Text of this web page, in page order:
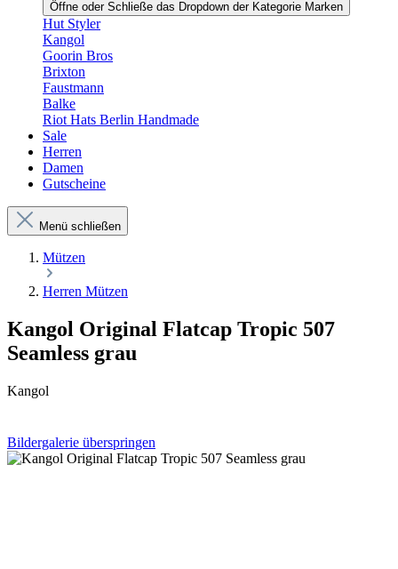
Öffne oder Schließe das Dropdown der Kategorie Marken
Hut Styler
Kangol
Goorin Bros
Brixton
Faustmann
Balke
Riot Hats Berlin Handmade
Sale
Herren
Damen
Gutscheine
Menü schließen
Mützen
Herren Mützen
Kangol Original Flatcap Tropic 507
Seamless grau
Kangol
Bildergalerie überspringen